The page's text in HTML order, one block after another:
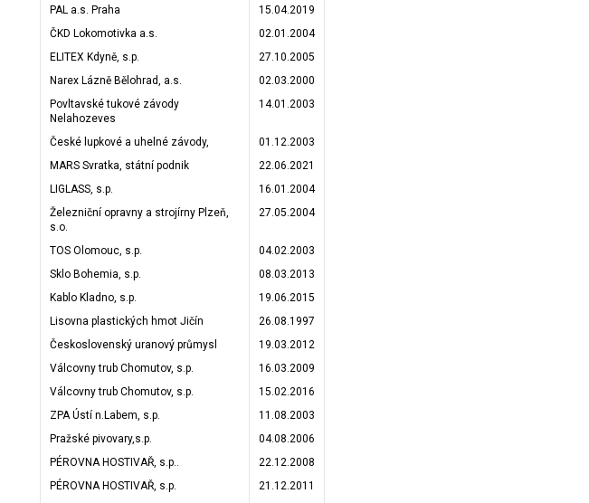
PAL a.s. Praha
15.04.2019
ČKD Lokomotivka a.s.
02.01.2004
ELITEX Kdyně, s.p.
27.10.2005
Narex Lázně Bělohrad, a.s.
02.03.2000
Povltavské tukové závody
Nelahozeves
14.01.2003
České lupkové a uhelné závody,
01.12.2003
MARS Svratka, státní podnik
22.06.2021
LIGLASS, s.p.
16.01.2004
Železniční opravny a strojírny Plzeň,
s.o.
27.05.2004
TOS Olomouc, s.p.
04.02.2003
Sklo Bohemia, s.p.
08.03.2013
Kablo Kladno, s.p.
19.06.2015
Lisovna plastických hmot Jičín
26.08.1997
Československý uranový průmysl
19.03.2012
Válcovny trub Chomutov, s.p.
16.03.2009
Válcovny trub Chomutov, s.p.
15.02.2016
ZPA Ústí n.Labem, s.p.
11.08.2003
Pražské pivovary,s.p.
04.08.2006
PÉROVNA HOSTIVAŘ, s.p..
22.12.2008
PÉROVNA HOSTIVAŘ, s.p. 21.12.2011